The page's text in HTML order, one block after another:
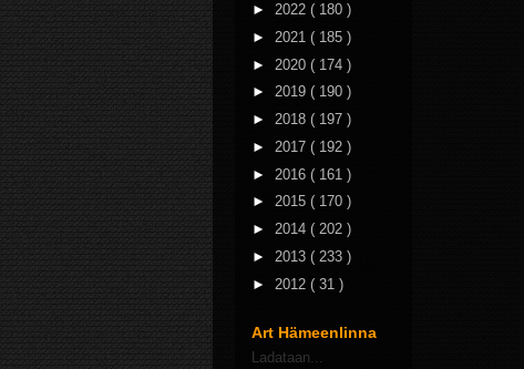
► 2022 ( 180 )
► 2021 ( 185 )
► 2020 ( 174 )
► 2019 ( 190 )
► 2018 ( 197 )
► 2017 ( 192 )
► 2016 ( 161 )
► 2015 ( 170 )
► 2014 ( 202 )
► 2013 ( 233 )
► 2012 ( 31 )
Art Hämeenlinna
Ladataan...